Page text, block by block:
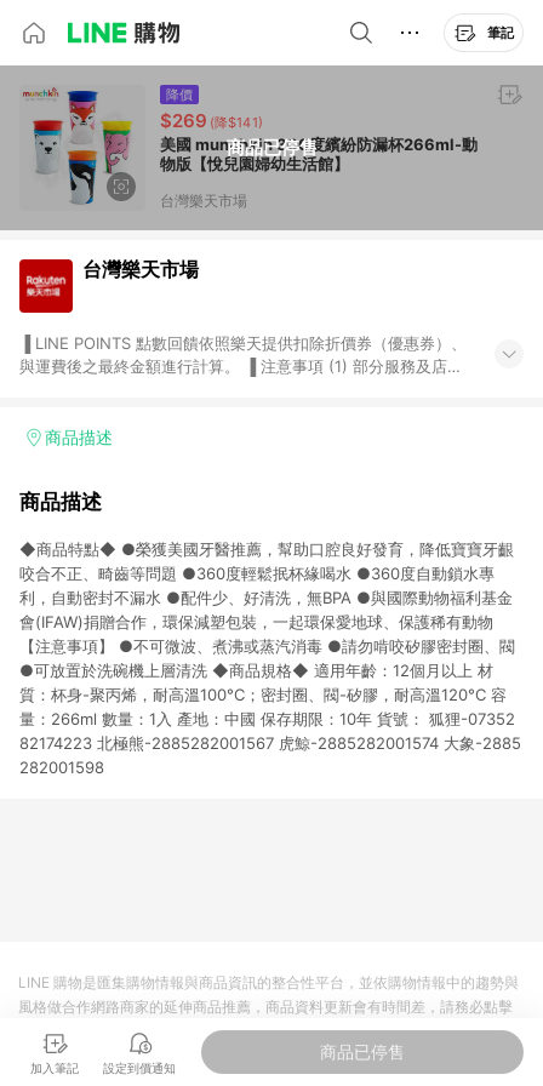
筆記
商品已停售
降價
$269 (降$141)
美國 munchkin 360度繽紛防漏杯266ml-動
物版【悅兒園婦幼生活館】
台灣樂天市場
台灣樂天市場
與運費後之最終金額進行計算。 ▐ 注意事項 (1) 部分服務及店家
Smart mobile、神腦生活、JS巨盛、樂天KOBO電子書，請詳閱
台灣樂天市場，並在同一瀏覽器於24小時內結帳，才享有 LINE
市場 45 天內完成訂單出貨及結帳，則不符合贈點資格。 (4) 如
使用APP、或中途瀏覽比價網、回饋網、Google等其他網頁、或
由網頁版(電腦版/手機版網頁)切換為App都將會造成追蹤中斷而
無法進行 LINE POINTS 回饋。 (5) LINE 購物為購物資訊整合性
平台，商品資料更新會有時間差，如顯示之商品規格、顏色、價
位、贈品與台灣樂天市場銷售網頁不符，以銷售網頁標示為準。
(6) 導購訂單已逾 365 天，根據台灣樂天回饋規定，逾期訂單將
不符合回饋資格。 (7) 若上述或其他原因，致使消費者無接收到
點數回饋或點數回饋有爭議，台灣樂天市場保有更改條款與法律
追訴之權利，活動詳情以樂天市場網站公告為準。
商品描述
商品描述
◆商品特點◆ ●榮獲美國牙醫推薦，幫助口腔良好發育，降低寶寶牙齦
咬合不正、畸齒等問題 ●360度輕鬆抿杯緣喝水 ●360度自動鎖水專
利，自動密封不漏水 ●配件少、好清洗，無BPA ●與國際動物福利基金
會(IFAW)捐贈合作，環保減塑包裝，一起環保愛地球、保護稀有動物
【注意事項】 ●不可微波、煮沸或蒸汽消毒 ●請勿啃咬矽膠密封圈、閥
●可放置於洗碗機上層清洗 ◆商品規格◆ 適用年齡：12個月以上 材
質：杯身-聚丙烯，耐高溫100°C；密封圈、閥-矽膠，耐高溫120°C 容
量：266ml 數量：1入 產地：中國 保存期限：10年 貨號： 狐狸-07352
82174223 北極熊-2885282001567 虎鯨-2885282001574 大象-2885
282001598
加入筆記 設定到價通知
商品已停售
LINE 購物是匯集購物情報與商品資訊的整合性平台，並依購物情報中的趨勢與
風格做合作網路商家的延伸商品推薦，商品資料更新會有時間差，請務必點擊
商品至各合作網路商家，確認現售價與購物條件，一切資訊以合作廠商網頁為
準。